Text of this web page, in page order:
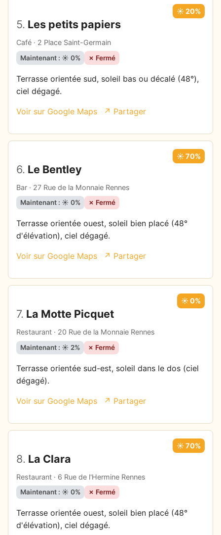
5. Les petits papiers
Café · 2 Place Saint-Germain
☀️ 20%
Maintenant : ☀️ 0% ✗ Fermé
Terrasse orientée sud, soleil bas ou décalé (48°),
ciel dégagé.
Voir sur Google Maps ↗ Partager
6. Le Bentley
Bar · 27 Rue de la Monnaie Rennes
☀️ 70%
Maintenant : ☀️ 0% ✗ Fermé
Terrasse orientée ouest, soleil bien placé (48°
d'élévation), ciel dégagé.
Voir sur Google Maps ↗ Partager
7. La Motte Picquet
Restaurant · 20 Rue de la Monnaie Rennes
☀️ 0%
Maintenant : ☀️ 2% ✗ Fermé
Terrasse orientée sud-est, soleil dans le dos (ciel
dégagé).
Voir sur Google Maps ↗ Partager
8. La Clara
Restaurant · 6 Rue de l'Hermine Rennes
☀️ 70%
Maintenant : ☀️ 0% ✗ Fermé
Terrasse orientée ouest, soleil bien placé (48°
d'élévation), ciel dégagé.